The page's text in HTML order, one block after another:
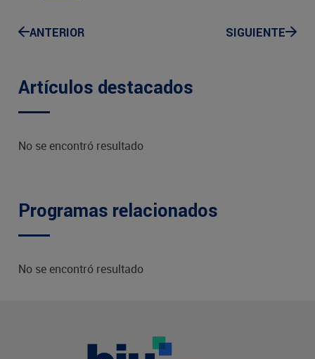
ANTERIOR SIGUIENTE
Artículos destacados
No se encontró resultado
Programas relacionados
No se encontró resultado